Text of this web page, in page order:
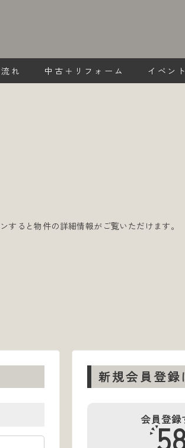
れ 中古＋リフォーム イベン
すると物件の詳細情報がご覧いただけます。
新規会員登録
会員登録